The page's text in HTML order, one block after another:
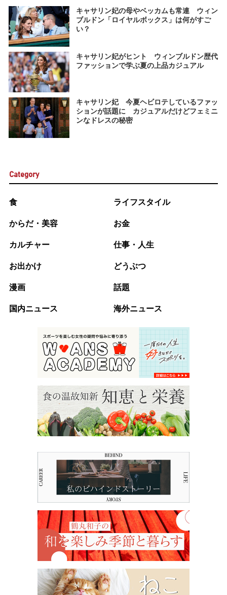
キャサリン妃の母やベッカムも常連 ウィン
ブルドン「ロイヤルボックス」は何がすご
い？
キャサリン妃がヒント ウィンブルドン歴代
ファッションで学ぶ夏の上品カジュアル
キャサリン妃 今夏ヘビロテしているファッ
ションが話題に カジュアルだけどフェミニ
ンなドレスの秘密
Category
食 ライフスタイル
からだ・美容 お金
カルチャー 仕事・人生
お出かけ どうぶつ
漫画 話題
国内ニュース 海外ニュース